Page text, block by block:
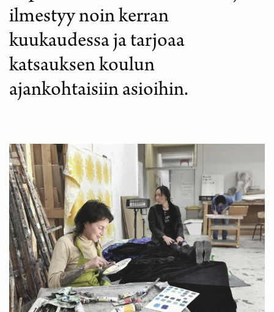
ilmestyy noin kerran
kuukaudessa ja tarjoaa
katsauksen koulun
ajankohtaisiin asioihin.